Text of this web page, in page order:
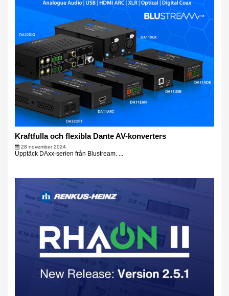
Kraftfulla och flexibla Dante AV-konverters
28 november 2024
Upptäck DAxx-serien från Blustream. ...